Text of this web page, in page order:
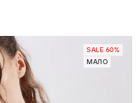
SALE 60%
МАЛО